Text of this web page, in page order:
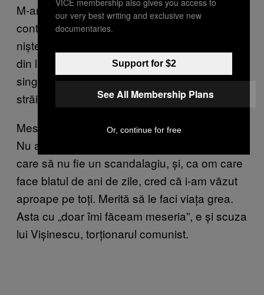
M-am săturat de oameni care zic: „Vai, săracii
controlori. Doar își fac meseria! Sunt și ei
niște suflete!”. Serios? Dintre toate meseriile
din lume fix pe asta au ales-o? Asta era
singura lor opțiune? Să se certe cu niște
străini în autobuz opt ore pe zi?
Meseriile scârboase atrag oameni scârboși.
Nu am întâlnit în viața mea controlor RATB
care să nu fie un scandalagiu, și, ca om care
face blatul de ani de zile, cred că i-am văzut
aproape pe toți. Merită să le faci viața grea.
Asta cu „doar îmi făceam meseria”, e și scuza
lui Vișinescu, torționarul comunist.
our very best writing and exclusive new
documentaries.
Support for $2
See All Membership Plans
Or, continue for free